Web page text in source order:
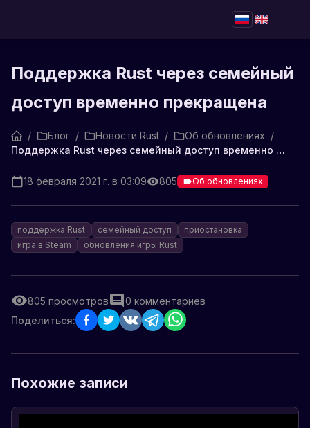
Поддержка Rust через семейный
доступ временно прекращена
/ Блог / Новости Rust / Об обновлениях /
Поддержка Rust через семейный доступ временно прекращена
18 февраля 2021 г. в 03:09 805 Об обновлениях
поддержка Rust семейный доступ
приостановка
игра в Steam
обновления игры Rust
805 просмотров 0 комментариев
Поделиться:
Похожие записи